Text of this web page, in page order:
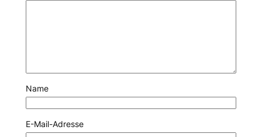
Name
E-Mail-Adresse